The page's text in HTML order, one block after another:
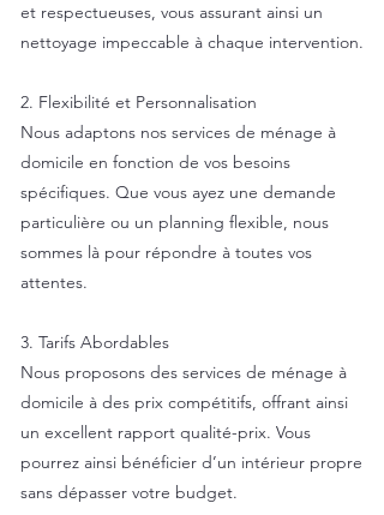
et respectueuses, vous assurant ainsi un
nettoyage impeccable à chaque intervention.
2. Flexibilité et Personnalisation
Nous adaptons nos services de ménage à
domicile en fonction de vos besoins
spécifiques. Que vous ayez une demande
particulière ou un planning flexible, nous
sommes là pour répondre à toutes vos
attentes.
3. Tarifs Abordables
Nous proposons des services de ménage à
domicile à des prix compétitifs, offrant ainsi
un excellent rapport qualité-prix. Vous
pourrez ainsi bénéficier d’un intérieur propre
sans dépasser votre budget.